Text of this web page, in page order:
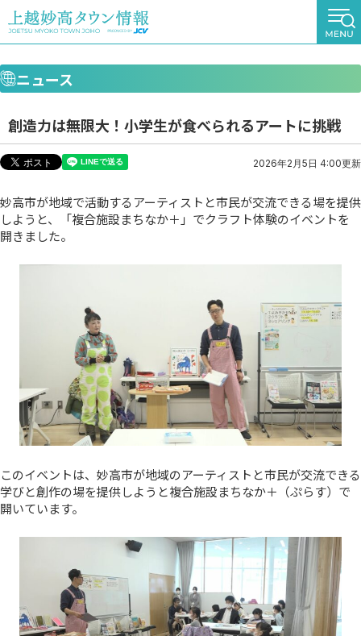
ニュース
創造力は無限大！小学生が食べられるアートに挑戦
2026年2月5日 4:00更新
妙高市が地域で活動するアーティストと市民が交流できる場を提供
しようと、「複合施設まちなか＋」でクラフト体験のイベントを
開きました。
このイベントは、妙高市が地域のアーティストと市民が交流できる
学びと創作の場を提供しようと複合施設まちなか＋（ぷらす）で
開いています。